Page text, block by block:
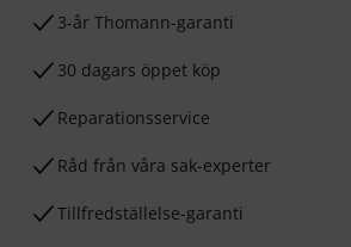
3-år Thomann-garanti
30 dagars öppet köp
Reparationsservice
Råd från våra sak-experter
Tillfredställelse-garanti